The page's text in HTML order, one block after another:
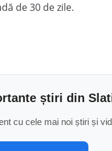
de 30 de zile.
știri din
cu cele mai noi știri și